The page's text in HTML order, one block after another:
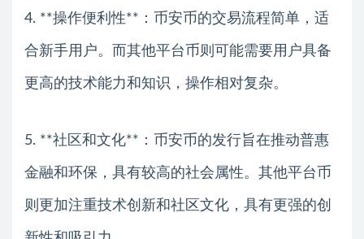
4. **操作便利性**：币安币的交易流程简单，适
合新手用户。而其他平台币则可能需要用户具备
更高的技术能力和知识，操作相对复杂。
5. **社区和文化**：币安币的发行旨在推动普惠
金融和环保，具有较高的社会属性。其他平台币
则更加注重技术创新和社区文化，具有更强的创